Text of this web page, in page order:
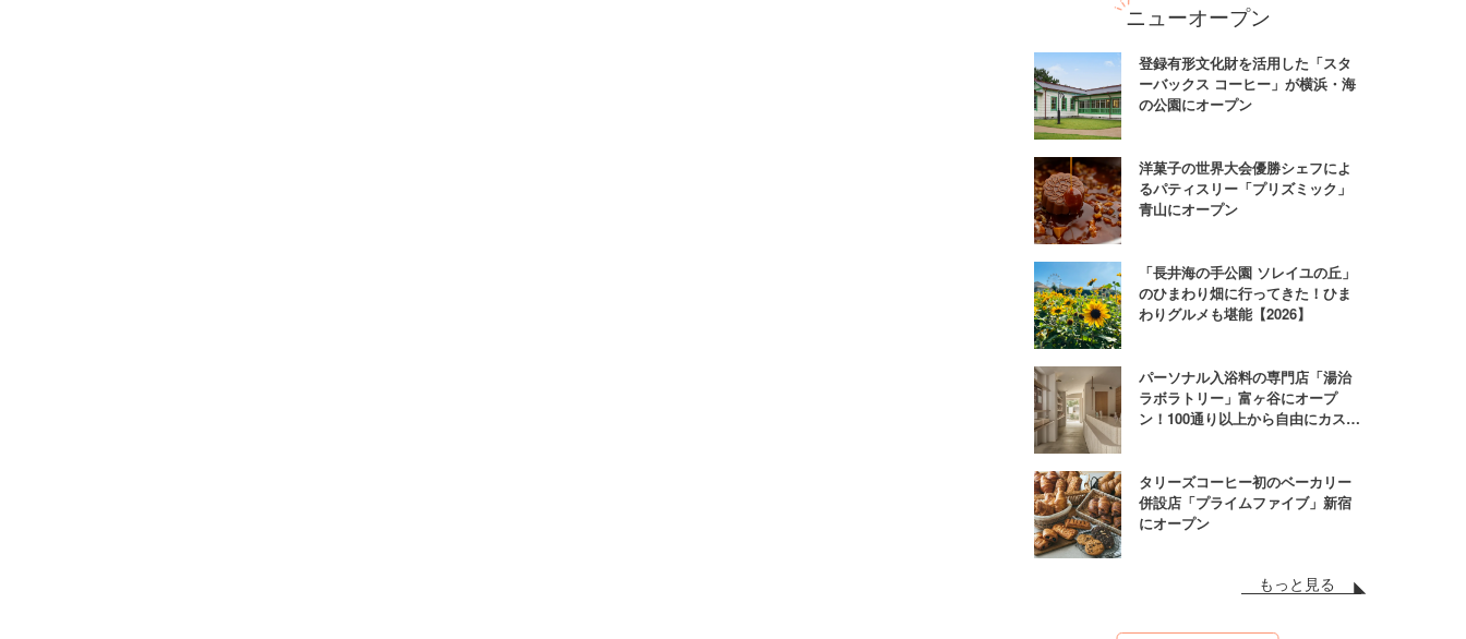
ニューオープン
登録有形文化財を活用した「スタ
ーバックス コーヒー」が横浜・海
の公園にオープン
洋菓子の世界大会優勝シェフによ
るパティスリー「プリズミック」
青山にオープン
「長井海の手公園 ソレイユの丘」
のひまわり畑に行ってきた！ひま
わりグルメも堪能【2026】
パーソナル入浴料の専門店「湯治
ラボラトリー」富ヶ谷にオープ
ン！100通り以上から自由にカスタ
タリーズコーヒー初のベーカリー
併設店「プライムファイブ」新宿
にオープン
もっと見る